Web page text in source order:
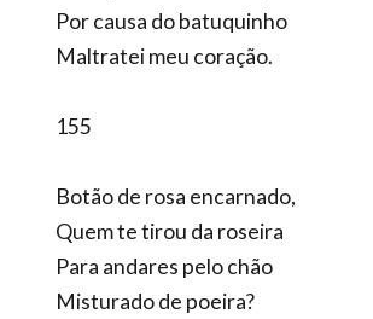
Por causa do batuquinho
Maltratei meu coração.
155
Botão de rosa encarnado,
Quem te tirou da roseira
Para andares pelo chão
Misturado de poeira?